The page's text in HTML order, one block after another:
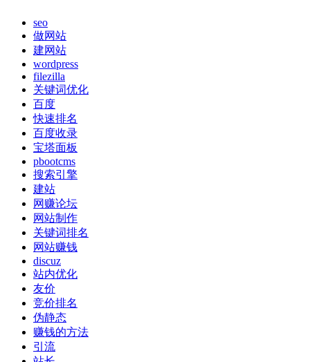
seo
做网站
建网站
wordpress
filezilla
关键词优化
百度
快速排名
百度收录
宝塔面板
pbootcms
搜索引擎
建站
网赚论坛
网站制作
关键词排名
网站赚钱
discuz
站内优化
友价
竞价排名
伪静态
赚钱的方法
引流